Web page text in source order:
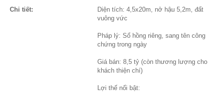
Chi tiết:
Diện tích: 4,5x20m, nở hậu 5,2m, đất
vuông vức
Pháp lý: Sổ hồng riêng, sang tên công
chứng trong ngày
Giá bán: 8,5 tỷ (còn thương lượng cho
khách thiện chí)
Lợi thế nổi bật: